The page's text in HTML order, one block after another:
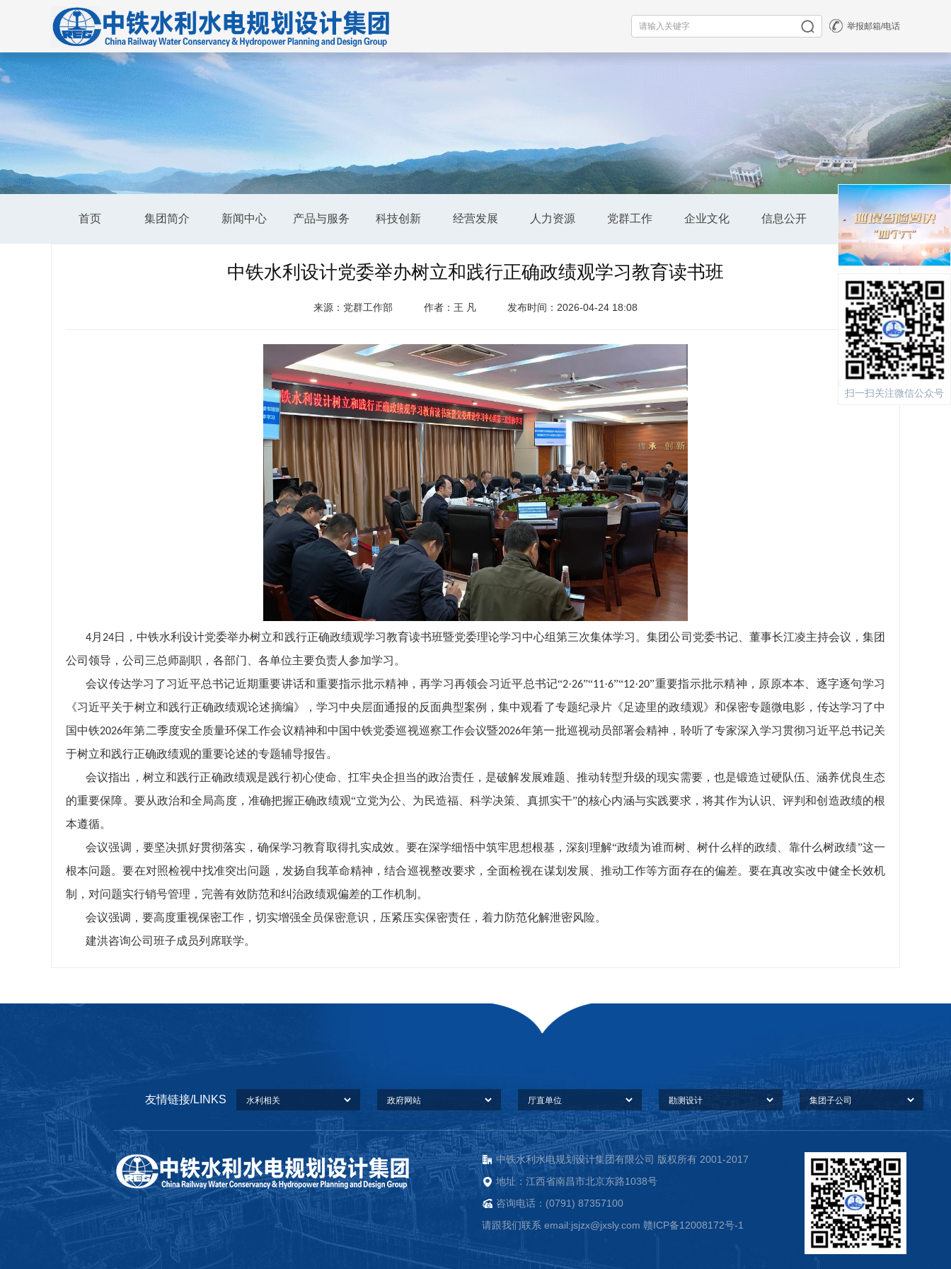
举报邮箱/电话
首页 集团简介 新闻中心 产品与服务 科技创新 经营发展 人力资源 党群工作 企业文化 信息公开 公司全景
中铁水利设计党委举办树立和践行正确政绩观学习教育读书班
来源：党群工作部 作者：王 凡 发布时间：2026-04-24 18:08
4月24日，中铁水利设计党委举办树立和践行正确政绩观学习教育读书班暨党委理论学习中心组第三次集体学习。集团公司党委书记、董事长江凌主持会议，集团
公司领导，公司三总师副职，各部门、各单位主要负责人参加学习。
会议传达学习了习近平总书记近期重要讲话和重要指示批示精神，再学习再领会习近平总书记“2·26”“11·6”“12·20”重要指示批示精神，原原本本、逐字逐句学习
《习近平关于树立和践行正确政绩观论述摘编》，学习中央层面通报的反面典型案例，集中观看了专题纪录片《足迹里的政绩观》和保密专题微电影，传达学习了中
国中铁2026年第二季度安全质量环保工作会议精神和中国中铁党委巡视巡察工作会议暨2026年第一批巡视动员部署会精神，聆听了专家深入学习贯彻习近平总书记关
于树立和践行正确政绩观的重要论述的专题辅导报告。
会议指出，树立和践行正确政绩观是践行初心使命、扛牢央企担当的政治责任，是破解发展难题、推动转型升级的现实需要，也是锻造过硬队伍、涵养优良生态
的重要保障。要从政治和全局高度，准确把握正确政绩观“立党为公、为民造福、科学决策、真抓实干”的核心内涵与实践要求，将其作为认识、评判和创造政绩的根
本遵循。
会议强调，要坚决抓好贯彻落实，确保学习教育取得扎实成效。要在深学细悟中筑牢思想根基，深刻理解“政绩为谁而树、树什么样的政绩、靠什么树政绩”这一
根本问题。要在对照检视中找准突出问题，发扬自我革命精神，结合巡视整改要求，全面检视在谋划发展、推动工作等方面存在的偏差。要在真改实改中健全长效机
制，对问题实行销号管理，完善有效防范和纠治政绩观偏差的工作机制。
会议强调，要高度重视保密工作，切实增强全员保密意识，压紧压实保密责任，着力防范化解泄密风险。
建洪咨询公司班子成员列席联学。
友情链接/LINKS
中铁水利水电规划设计集团有限公司 版权所有 2001-2017
地址：江西省南昌市北京东路1038号
咨询电话：(0791) 87357100
请跟我们联系 email:jsjzx@jxsly.com 赣ICP备12008172号-1
扫一扫关注微信公众号